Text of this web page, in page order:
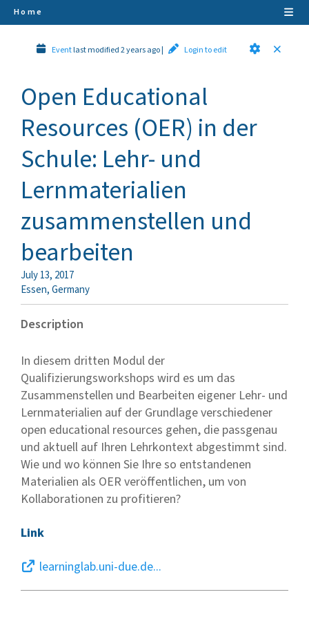
Home
Eventlast modified 2 years ago| Login to edit
Open Educational
Resources (OER) in der
Schule: Lehr- und
Lernmaterialien
zusammenstellen und
bearbeiten
July 13, 2017
Essen,Germany
Description
In diesem dritten Modul der
Qualifizierungsworkshops wird es um das
Zusammenstellen und Bearbeiten eigener Lehr- und
Lernmaterialien auf der Grundlage verschiedener
open educational resources gehen, die passgenau
und aktuell auf Ihren Lehrkontext abgestimmt sind.
Wie und wo können Sie Ihre so entstandenen
Materialien als OER veröffentlichen, um von
Kollaborationen zu profitieren?
Link
learninglab.uni-due.de...